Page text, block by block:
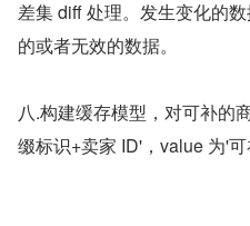
差集 diff 处理。发⽣变化的
的或者⽆效的数据。
八.构建缓存模型，对可补的
缀标识+卖家 ID'，value 为'可